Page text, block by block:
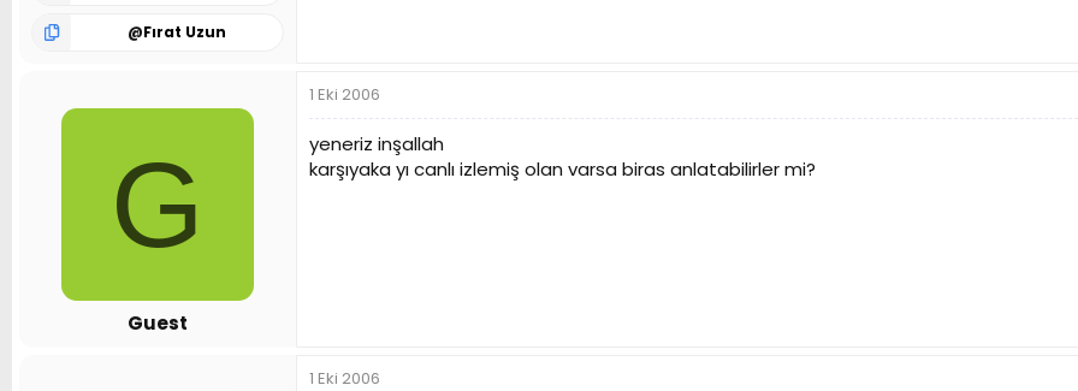
@Fırat Uzun
G
Guest
1 Eki 2006
yeneriz inşallah
karşıyaka yı canlı izlemiş olan varsa biras anlatabilirler mi?
1 Eki 2006